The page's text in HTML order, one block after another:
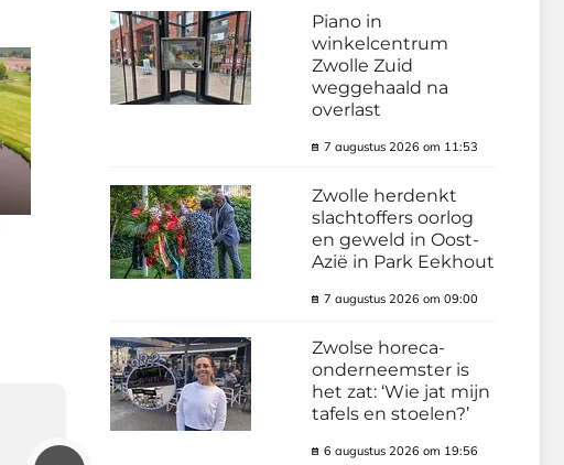
Piano in
winkelcentrum
Zwolle Zuid
weggehaald na
overlast
7 augustus 2026 om 11:53
Zwolle herdenkt
slachtoffers oorlog
en geweld in Oost-
Azië in Park Eekhout
7 augustus 2026 om 09:00
Zwolse horeca-
onderneemster is
het zat: ‘Wie jat mijn
tafels en stoelen?’
6 augustus 2026 om 19:56